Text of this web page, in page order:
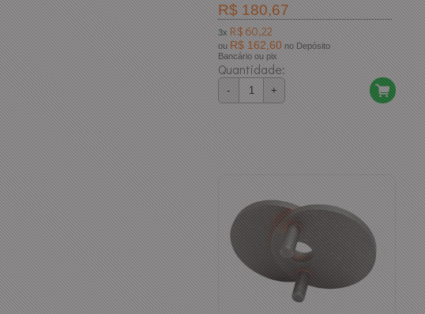
R$ 180,67
3x R$ 60,22
ou R$ 162,60 no Depósito
Bancário ou pix
Quantidade:
- +